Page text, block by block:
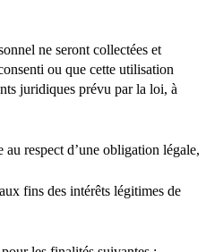
ne seront collectées et
ou que cette utilisation
juridiques prévu par la loi, à
au respect d’une obligation légale,
fins des intérêts légitimes de